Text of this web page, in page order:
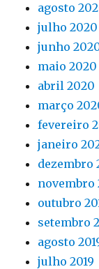
agosto
julho 2020
junho
maio 2020
abril 2020
março
fevereiro
janeiro
dezembro
novembro
outubro
setembro
agosto
julho 2019